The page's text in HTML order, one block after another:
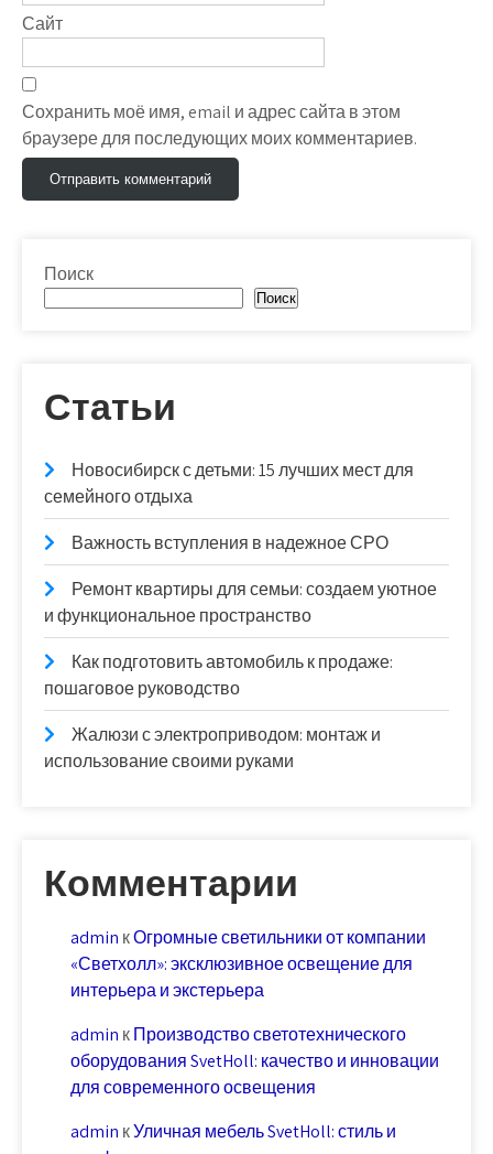
Сайт
Сохранить моё имя, email и адрес сайта в этом
браузере для последующих моих комментариев.
Поиск
Поиск
Статьи
Новосибирск с детьми: 15 лучших мест для
семейного отдыха
Важность вступления в надежное СРО
Ремонт квартиры для семьи: создаем уютное
и функциональное пространство
Как подготовить автомобиль к продаже:
пошаговое руководство
Жалюзи с электроприводом: монтаж и
использование своими руками
Комментарии
admin кОгромные светильники от компании
«Светхолл»: эксклюзивное освещение для
интерьера и экстерьера
admin кПроизводство светотехнического
оборудования SvetHoll: качество и инновации
для современного освещения
admin кУличная мебель SvetHoll: стиль и